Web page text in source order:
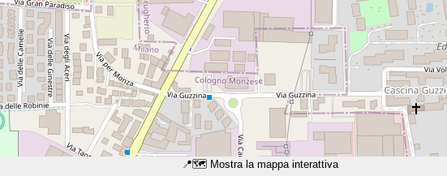
📍🗺️ Mostra la mappa interattiva